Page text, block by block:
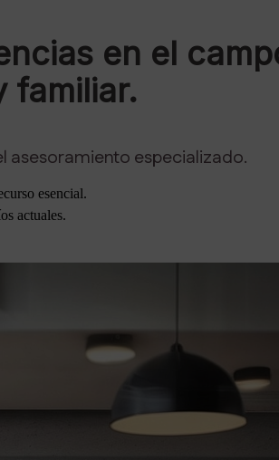
en el
familiar.
asesoramiento especializado.
esencial.
actuales.